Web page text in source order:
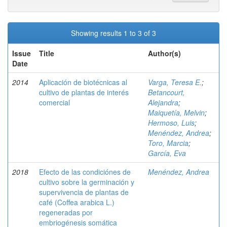
Showing results 1 to 3 of 3
Issue
Date
Title Author(s)
2014
Aplicación de biotécnicas al
cultivo de plantas de interés
comercial
Varga, Teresa E.;
Betancourt,
Alejandra;
Maiquetía, Melvin;
Hermoso, Luis;
Menéndez, Andrea;
Toro, Marcia;
García, Eva
2018
Efecto de las condiciónes de
cultivo sobre la germinación y
supervivencia de plantas de
café (Coffea arabica L.)
regeneradas por
embriogénesis somática
Menéndez, Andrea